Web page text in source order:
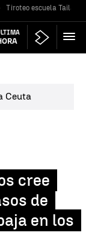
Tiroteo escuela
Ceuta
cree
de
en los